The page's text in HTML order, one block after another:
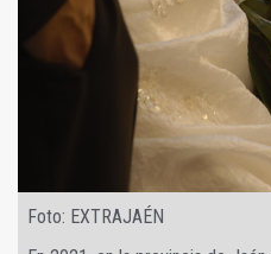
Foto: EXTRAJAÉN